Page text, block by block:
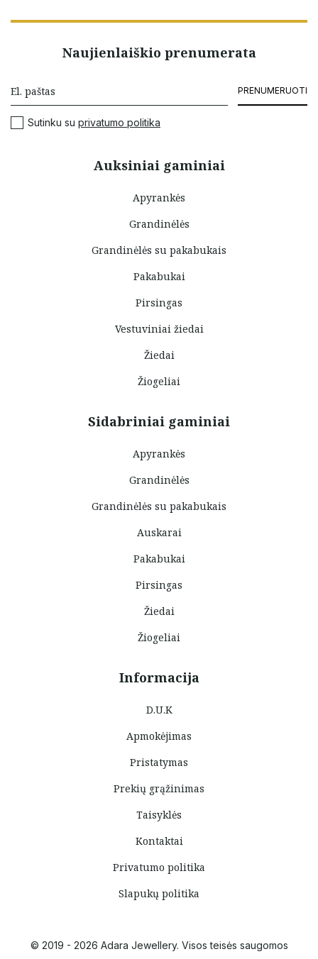
Auksiniai gaminiai
Apyrankės
Grandinėlės
Grandinėlės su pakabukais
Pakabukai
Pirsingas
Vestuviniai žiedai
Žiedai
Žiogeliai
Sidabriniai gaminiai
Apyrankės
Grandinėlės
Grandinėlės su pakabukais
Auskarai
Pakabukai
Pirsingas
Žiedai
Žiogeliai
Informacija
D.U.K
Apmokėjimas
Pristatymas
Prekių grąžinimas
Taisyklės
Kontaktai
Privatumo politika
Slapukų politika
Naujienlaiškio prenumerata
PRENUMERUOTI
Sutinku su privatumo politika
© 2019 - 2026 Adara Jewellery. Visos teisės saugomos